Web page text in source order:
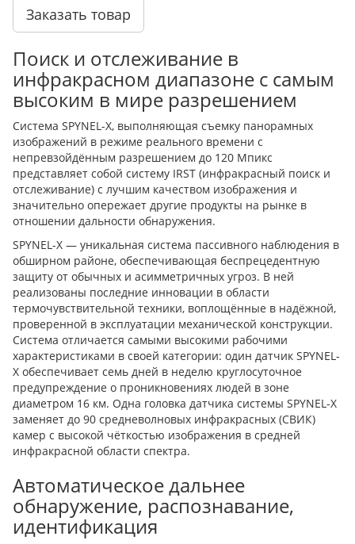
Заказать товар
Поиск и отслеживание в
инфракрасном диапазоне с самым
высоким в мире разрешением
Система SPYNEL-X, выполняющая съемку панорамных
изображений в режиме реального времени с
непревзойдённым разрешением до 120 Мпикс
представляет собой систему IRST (инфракрасный поиск и
отслеживание) с лучшим качеством изображения и
значительно опережает другие продукты на рынке в
отношении дальности обнаружения.
SPYNEL-X — уникальная система пассивного наблюдения в
обширном районе, обеспечивающая беспрецедентную
защиту от обычных и асимметричных угроз. В ней
реализованы последние инновации в области
термочувствительной техники, воплощённые в надёжной,
проверенной в эксплуатации механической конструкции.
Система отличается самыми высокими рабочими
характеристиками в своей категории: один датчик SPYNEL-
X обеспечивает семь дней в неделю круглосуточное
предупреждение о проникновениях людей в зоне
диаметром 16 км. Одна головка датчика системы SPYNEL-X
заменяет до 90 средневолновых инфракрасных (СВИК)
камер с высокой чёткостью изображения в средней
инфракрасной области спектра.
Автоматическое дальнее
обнаружение, распознавание,
идентификация